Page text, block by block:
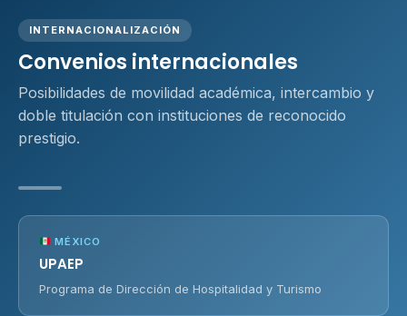
INTERNACIONALIZACIÓN
Convenios internacionales
Posibilidades de movilidad académica, intercambio y
doble titulación con instituciones de reconocido
prestigio.
MÉXICO
UPAEP
Programa de Dirección de Hospitalidad y Turismo